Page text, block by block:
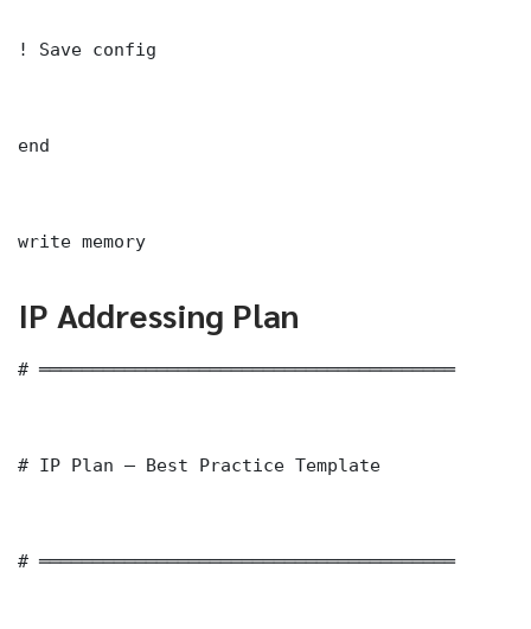
! Save config
end
write memory
IP Addressing Plan
# ═══════════════════════════════════════
# IP Plan — Best Practice Template
# ═══════════════════════════════════════